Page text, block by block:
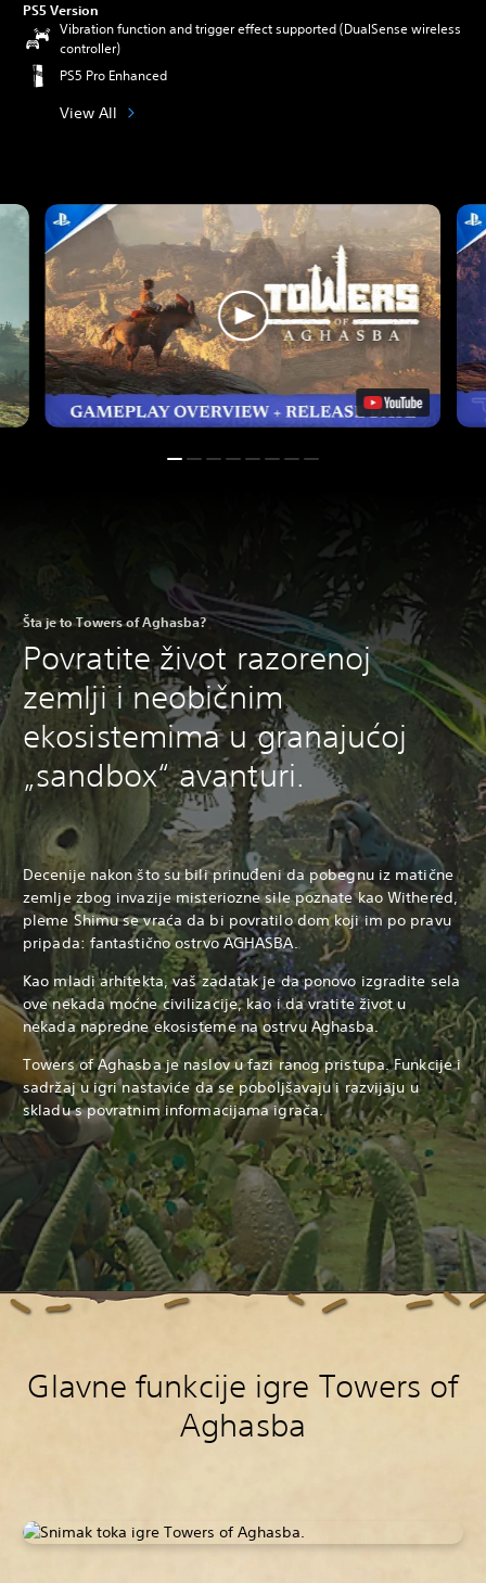
PS5 Version
Vibration function and trigger effect supported (DualSense wireless
controller)
PS5 Pro Enhanced
View All
Šta je to Towers of Aghasba?
Povratite život razorenoj
zemlji i neobičnim
ekosistemima u granajućoj
„sandbox“ avanturi.
Decenije nakon što su bili prinuđeni da pobegnu iz matične
zemlje zbog invazije misteriozne sile poznate kao Withered,
pleme Shimu se vraća da bi povratilo dom koji im po pravu
pripada: fantastično ostrvo AGHASBA.
Kao mladi arhitekta, vaš zadatak je da ponovo izgradite sela
ove nekada moćne civilizacije, kao i da vratite život u
nekada napredne ekosisteme na ostrvu Aghasba.
Towers of Aghasba je naslov u fazi ranog pristupa. Funkcije i
sadržaj u igri nastaviće da se poboljšavaju i razvijaju u
skladu s povratnim informacijama igrača.
Glavne funkcije igre Towers of
Aghasba